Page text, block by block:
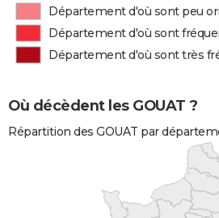
Département d'où sont peu
Département d'où sont
Département d'où sont très
Où décèdent les GOUAT ?
Répartition des GOUAT par